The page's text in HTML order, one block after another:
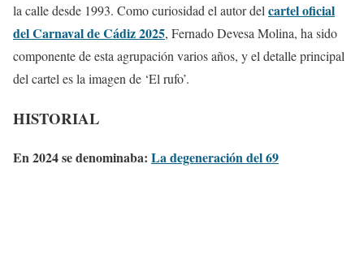
la calle desde 1993. Como curiosidad el autor del cartel oficial
del Carnaval de Cádiz 2025, Fernado Devesa Molina, ha sido
componente de esta agrupación varios años, y el detalle principal
del cartel es la imagen de ‘El rufo’.
HISTORIAL
En 2024 se denominaba: La degeneración del 69